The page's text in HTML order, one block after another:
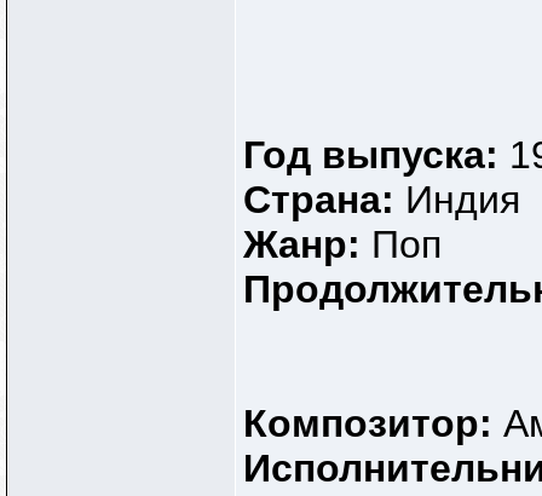
Год выпуска:
Страна: Индия
Жанр: Поп
Композитор: